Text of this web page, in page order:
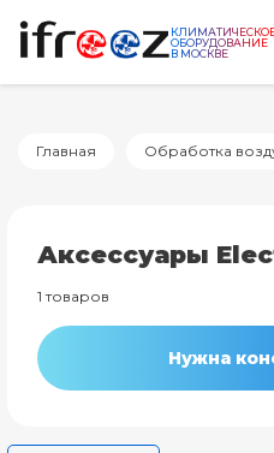
ОБОРУДОВАНИЕ
В МОСКВЕ
Главная Обработка
Аксессуары
1 товаров
Нужна